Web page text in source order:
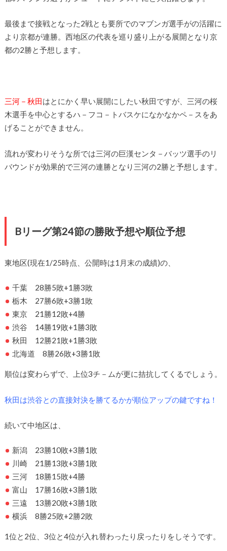
最後まで接戦となった2戦とも要所でのマブンガ選手がの活躍に
より京都が連勝。西地区の代表を巡り盛り上がる展開となり京
都の2勝と予想します。
三河－秋田はとにかく早い展開にしたい秋田ですが、三河の桜
木選手を中心とするハ－フコ－トバスケになかなかペ－スをあ
げることができません。
流れが変わりそうな所では三河の巨漢センタ－バッツ選手のリ
バウンドが効果的で三河の連勝となり三河の2勝と予想します。
Bリーグ第24節の勝敗予想や順位予想
東地区(現在1/25時点、公開時は1月末の成績)の、
千葉 28勝5敗+1勝3敗
栃木 27勝6敗+3勝1敗
東京 21勝12敗+4勝
渋谷 14勝19敗+1勝3敗
秋田 12勝21敗+1勝3敗
北海道 8勝26敗+3勝1敗
順位は変わらずで、上位3チ－ムが更に拮抗してくるでしょう。
秋田は渋谷との直接対決を勝てるかが順位アップの鍵ですね！
続いて中地区は、
新潟 23勝10敗+3勝1敗
川崎 21勝13敗+3勝1敗
三河 18勝15敗+4勝
富山 17勝16敗+3勝1敗
三遠 13勝20敗+3勝1敗
横浜 8勝25敗+2勝2敗
1位と2位、3位と4位が入れ替わったり戻ったりをしそうです。